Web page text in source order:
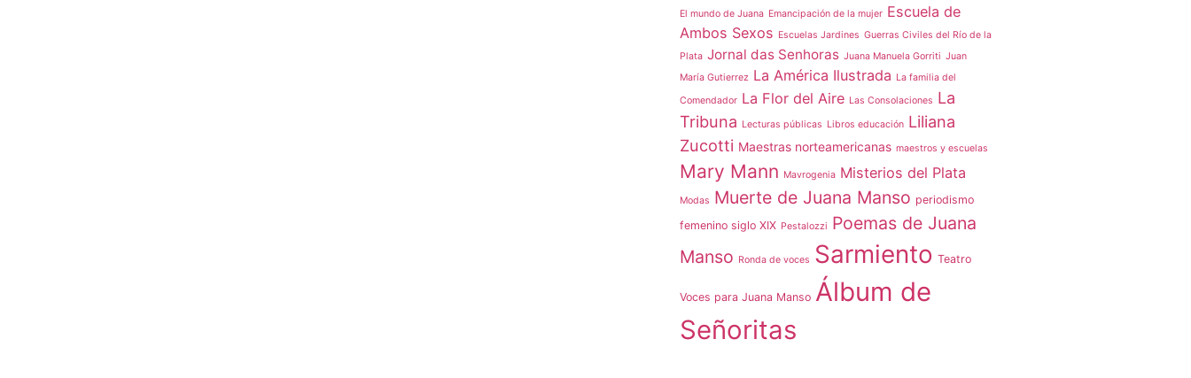
El mundo de Juana Emancipación de la mujer Escuela de
Ambos Sexos Escuelas Jardines Guerras Civiles del Río de la
Plata Jornal das Senhoras Juana Manuela Gorriti Juan
María Gutierrez La América Ilustrada La familia del
Comendador La Flor del Aire Las Consolaciones La
Tribuna Lecturas públicas Libros educación Liliana
Zucotti Maestras norteamericanas maestros y escuelas
Mary Mann Mavrogenia Misterios del Plata
Modas Muerte de Juana Manso periodismo
femenino siglo XIX Pestalozzi Poemas de Juana
Manso Ronda de voces Sarmiento Teatro
Voces para Juana Manso Álbum de
Señoritas